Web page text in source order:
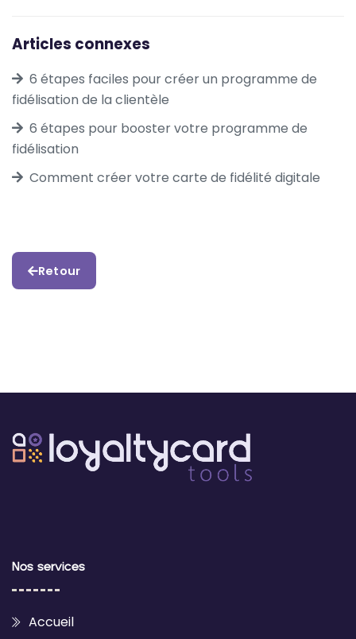
Articles connexes
6 étapes faciles pour créer un programme de
fidélisation de la clientèle
6 étapes pour booster votre programme de
fidélisation
Comment créer votre carte de fidélité digitale
Retour
Nos services
Accueil